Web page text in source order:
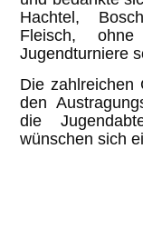
Hachtel,
Fleisch,
Jugendturniere
Die zahlreichen
den
die
wünschen sich